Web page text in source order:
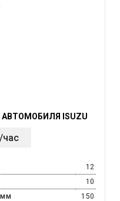
ISUZU
час
12
10
мм
150